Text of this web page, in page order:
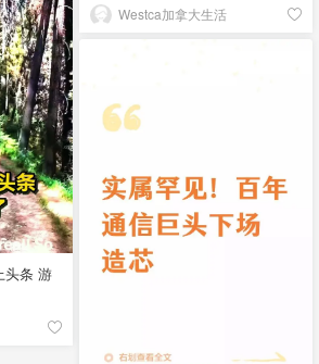
Westca加拿大生活
头条 游